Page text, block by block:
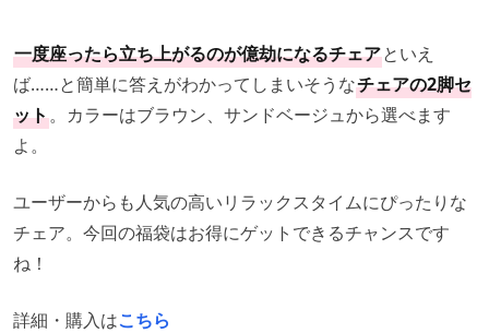
一度座ったら立ち上がるのが億劫になるチェアといえ
ば……と簡単に答えがわかってしまいそうなチェアの2脚セ
ット。カラーはブラウン、サンドベージュから選べます
よ。
ユーザーからも人気の高いリラックスタイムにぴったりな
チェア。今回の福袋はお得にゲットできるチャンスです
ね！
詳細・購入はこちら